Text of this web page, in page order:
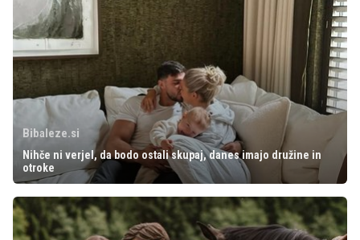
Bibaleze.si
Nihče ni verjel, da bodo ostali skupaj, danes imajo družine in
otroke